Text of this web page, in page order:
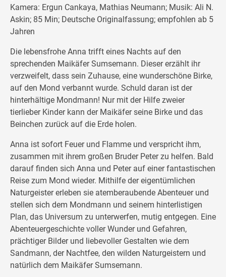
Kamera: Ergun Cankaya, Mathias Neumann; Musik: Ali N.
Askin; 85 Min; Deutsche Originalfassung; empfohlen ab 5
Jahren
Die lebensfrohe Anna trifft eines Nachts auf den
sprechenden Maikäfer Sumsemann. Dieser erzählt ihr
verzweifelt, dass sein Zuhause, eine wunderschöne Birke,
auf den Mond verbannt wurde. Schuld daran ist der
hinterhältige Mondmann! Nur mit der Hilfe zweier
tierlieber Kinder kann der Maikäfer seine Birke und das
Beinchen zurück auf die Erde holen.
Anna ist sofort Feuer und Flamme und verspricht ihm,
zusammen mit ihrem großen Bruder Peter zu helfen. Bald
darauf finden sich Anna und Peter auf einer fantastischen
Reise zum Mond wieder. Mithilfe der eigentümlichen
Naturgeister erleben sie atemberaubende Abenteuer und
stellen sich dem Mondmann und seinem hinterlistigen
Plan, das Universum zu unterwerfen, mutig entgegen. Eine
Abenteuergeschichte voller Wunder und Gefahren,
prächtiger Bilder und liebevoller Gestalten wie dem
Sandmann, der Nachtfee, den wilden Naturgeistern und
natürlich dem Maikäfer Sumsemann.